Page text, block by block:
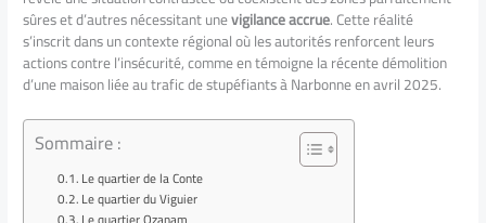
sûres et d’autres nécessitant unevigilance accrue. Cette réalité
s’inscrit dans un contexte régional où les autorités renforcent leurs
actions contre l’insécurité, comme en témoigne la récente démolition
d’une maison liée au trafic de stupéfiants à Narbonne en avril 2025.
Sommaire :
Le quartier de la Conte
Le quartier du Viguier